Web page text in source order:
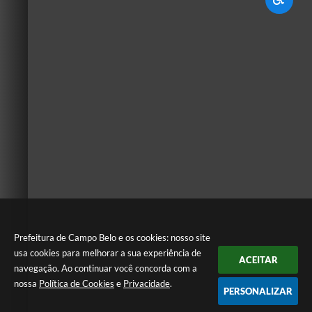
Prefeitura de Campo Belo e os cookies: nosso site
usa cookies para melhorar a sua experiência de
navegação. Ao continuar você concorda com a
nossa Política de Cookies e Privacidade.
ACEITAR
PERSONALIZAR